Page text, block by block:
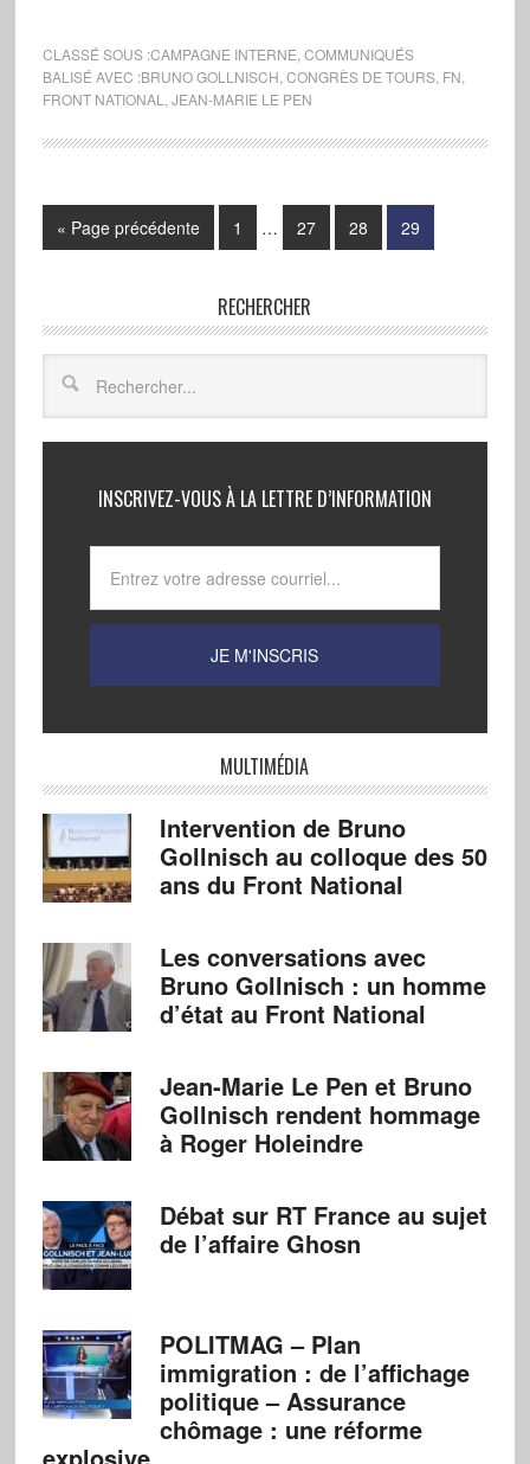
CLASSÉ SOUS :CAMPAGNE INTERNE COMMUNIQUÉS
BALISÉ AVEC :BRUNO GOLLNISCH CONGRÈS DE TOURS, FN
FRONT NATIONAL
JEAN-MARIE LE PEN
« Page précédente 1 … 27 28 29
RECHERCHER
INSCRIVEZ-VOUS À LA LETTRE D’INFORMATION
MULTIMÉDIA
Intervention de Bruno
Gollnisch au colloque des 50
ans du Front National
Les conversations avec
Bruno Gollnisch : un homme
d’état au Front National
Jean-Marie Le Pen et Bruno
Gollnisch rendent hommage
à Roger Holeindre
Débat sur RT France au sujet
de l’affaire Ghosn
POLITMAG – Plan
immigration : de l’affichage
politique – Assurance
chômage : une réforme